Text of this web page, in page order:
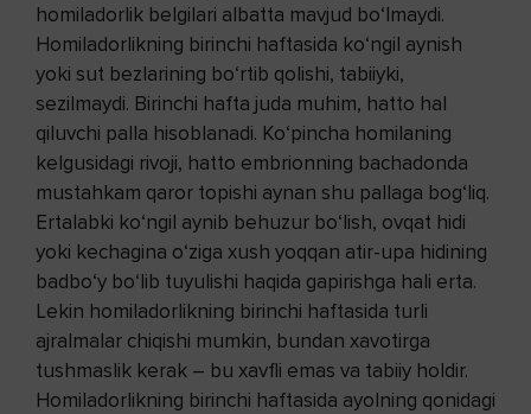
homiladorlik belgilari albatta mavjud bo‘lmaydi.
Homiladorlikning birinchi haftasida ko‘ngil aynish
yoki sut bezlarining bo‘rtib qolishi, tabiiyki,
sezilmaydi. Birinchi hafta juda muhim, hatto hal
qiluvchi palla hisoblanadi. Ko‘pincha homilaning
kelgusidagi rivoji, hatto embrionning bachadonda
mustahkam qaror topishi aynan shu pallaga bog‘liq.
Ertalabki ko‘ngil aynib behuzur bo‘lish, ovqat hidi
yoki kechagina o‘ziga xush yoqqan atir-upa hidining
badbo‘y bo‘lib tuyulishi haqida gapirishga hali erta.
Lekin homiladorlikning birinchi haftasida turli
ajralmalar chiqishi mumkin, bundan xavotirga
tushmaslik kerak – bu xavfli emas va tabiiy holdir.
Homiladorlikning birinchi haftasida ayolning qonidagi